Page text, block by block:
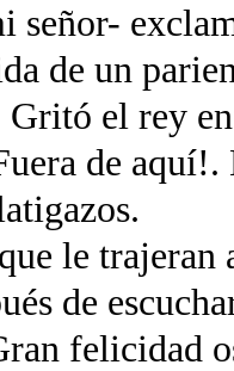
señor-
de un
el rey
de
le
de
felicidad